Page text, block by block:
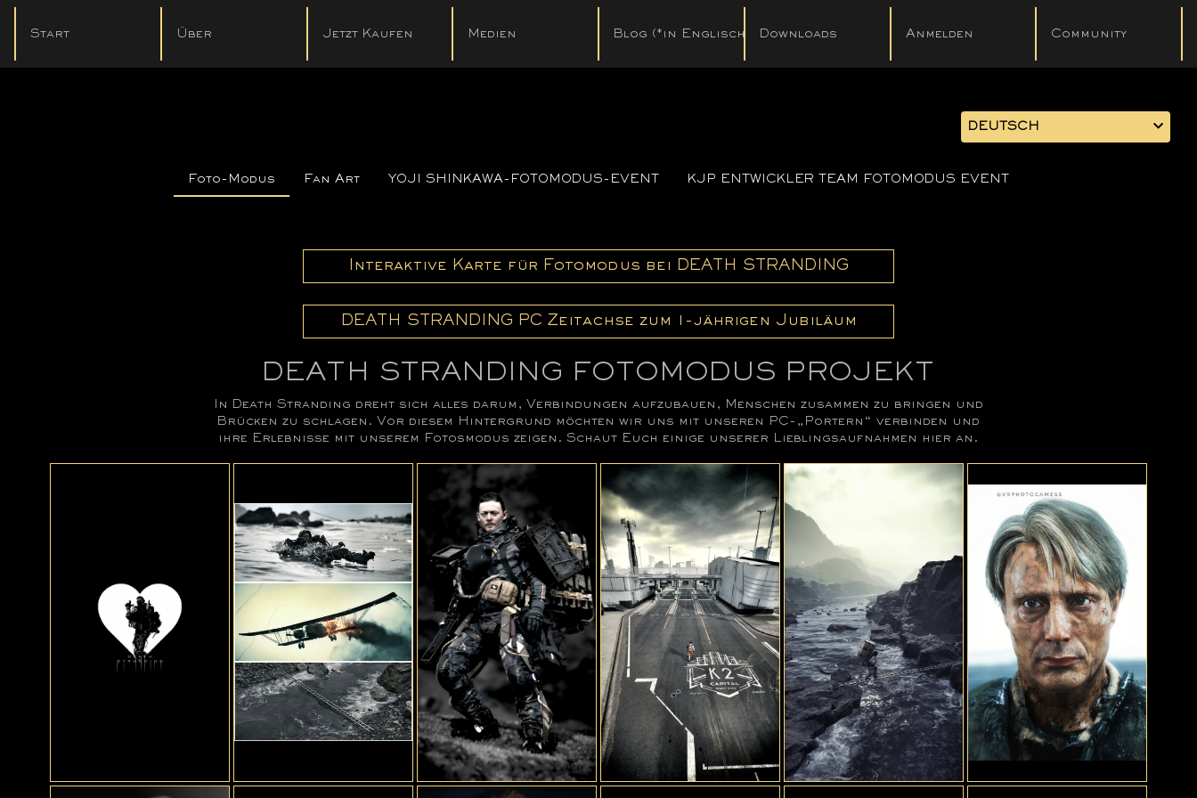
Start Über Jetzt Kaufen Medien Blog (*in Englisch) Downloads Anmelden Community
DEUTSCH
Foto-Modus Fan Art YOJI SHINKAWA-FOTOMODUS-EVENT KJP ENTWICKLER TEAM FOTOMODUS EVENT
Interaktive Karte für Fotomodus bei DEATH STRANDING
DEATH STRANDING PC Zeitachse zum 1-jährigen Jubiläum
DEATH STRANDING FOTOMODUS PROJEKT
In Death Stranding dreht sich alles darum, Verbindungen aufzubauen, Menschen zusammen zu bringen und
Brücken zu schlagen. Vor diesem Hintergrund möchten wir uns mit unseren PC-„Portern“ verbinden und
ihre Erlebnisse mit unserem Fotosmodus zeigen. Schaut Euch einige unserer Lieblingsaufnahmen hier an.